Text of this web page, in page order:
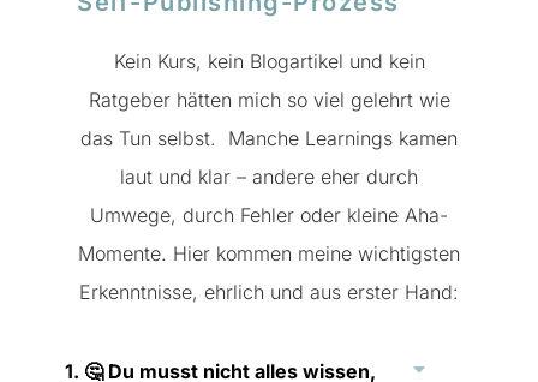
Kein Kurs, kein Blogartikel und kein
Ratgeber hätten mich so viel gelehrt wie
das Tun selbst. Manche Learnings kamen
laut und klar – andere eher durch
Umwege, durch Fehler oder kleine Aha-
Momente. Hier kommen meine wichtigsten
Erkenntnisse, ehrlich und aus erster Hand:
1. 🤔 Du musst nicht alles wissen,